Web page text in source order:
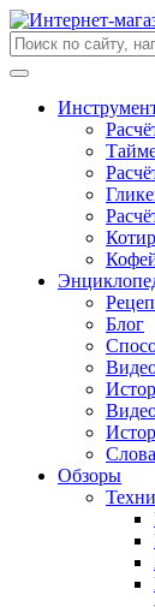
Блог
Обзоры